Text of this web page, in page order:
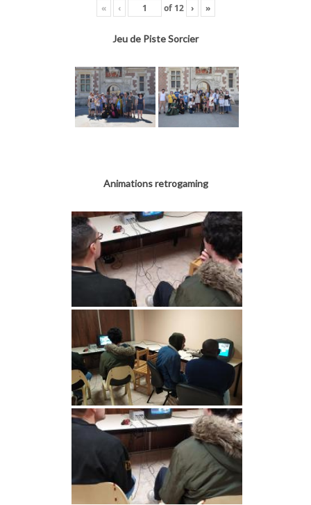
« ‹ of 12 › »
Jeu de Piste Sorcier
Animations retrogaming